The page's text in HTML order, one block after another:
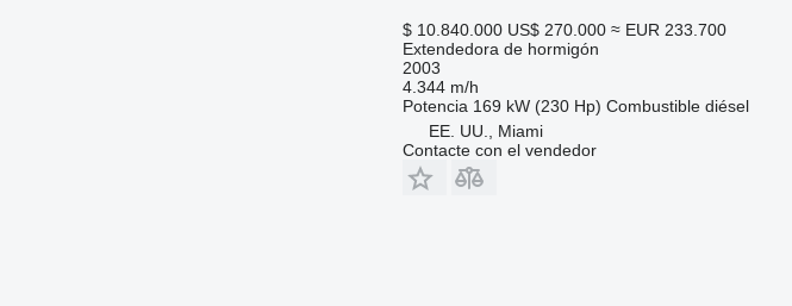
$ 10.840.000 US$ 270.000 ≈ EUR 233.700
Extendedora de hormigón
2003
4.344 m/h
Potencia 169 kW (230 Hp) Combustible diésel
EE. UU., Miami
Contacte con el vendedor